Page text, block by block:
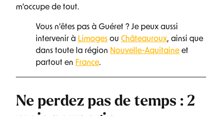
m’occupe de tout.
Vous n’êtes pas à Guéret ? Je peux aussi
intervenir à Limoges ou Châteauroux, ainsi que
dans toute la région Nouvelle-Aquitaine et
partout en France.
Ne perdez pas de temps : 2